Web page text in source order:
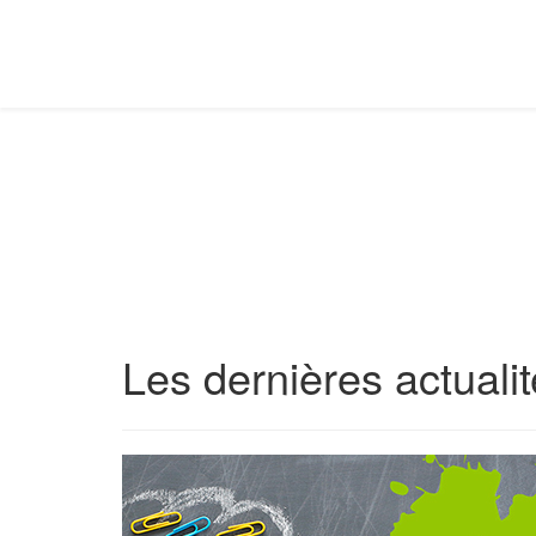
Les dernières